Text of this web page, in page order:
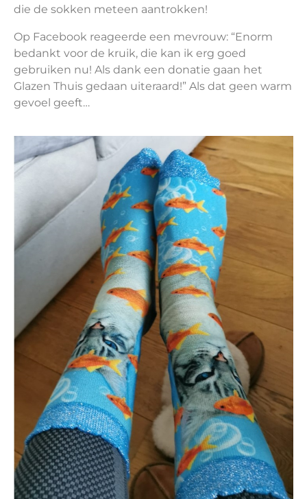
die de sokken meteen aantrokken!
Op Facebook reageerde een mevrouw: “Enorm
bedankt voor de kruik, die kan ik erg goed
gebruiken nu! Als dank een donatie gaan het
Glazen Thuis gedaan uiteraard!” Als dat geen warm
gevoel geeft…